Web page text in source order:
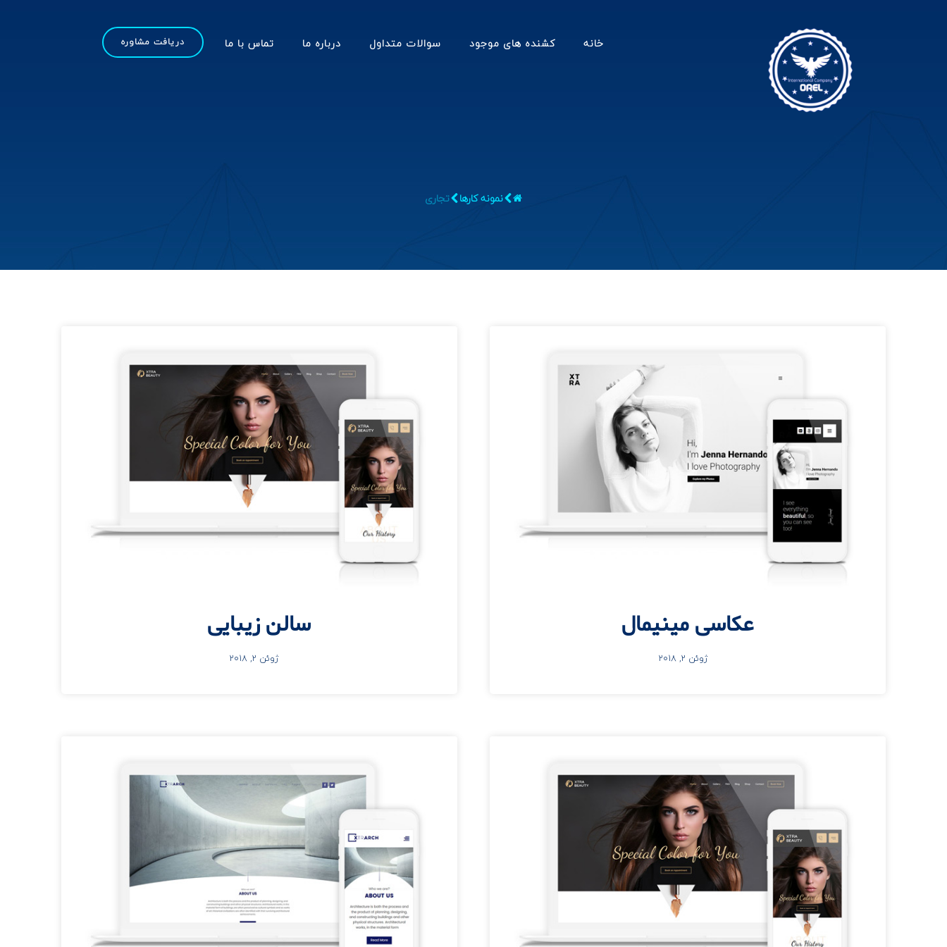
دریافت مشاوره خانه کشنده های موجود سوالات متداول درباره ما تماس با ما
نمونه کارها تجاری
عکاسی مینیمال
ژوئن 2, 2018
سالن زیبایی
ژوئن 2, 2018